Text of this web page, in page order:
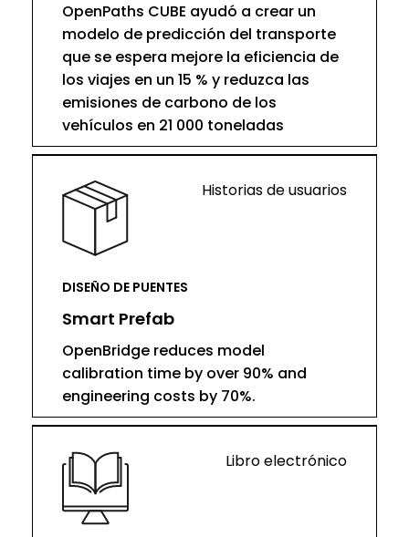
OpenPaths CUBE ayudó a crear un
modelo de predicción del transporte
que se espera mejore la eficiencia de
los viajes en un 15 % y reduzca las
emisiones de carbono de los
vehículos en 21 000 toneladas
Historias de usuarios
DISEÑO DE PUENTES
Smart Prefab
OpenBridge reduces model
calibration time by over 90% and
engineering costs by 70%.
Libro electrónico